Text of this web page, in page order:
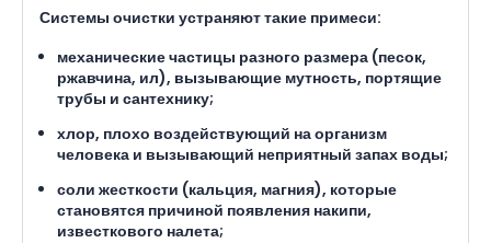
Системы очистки устраняют такие примеси:
механические частицы разного размера (песок,
ржавчина, ил), вызывающие мутность, портящие
трубы и сантехнику;
хлор, плохо воздействующий на организм
человека и вызывающий неприятный запах воды;
соли жесткости (кальция, магния), которые
становятся причиной появления накипи,
известкового налета;